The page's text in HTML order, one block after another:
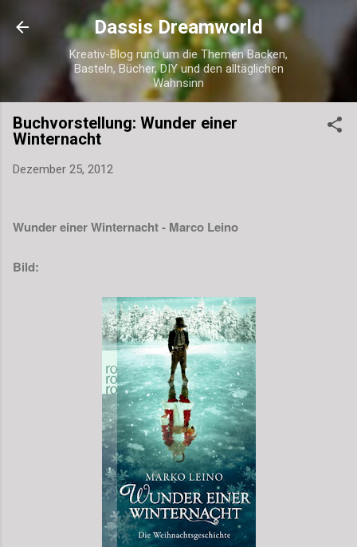
Direkt zum Hauptbereich
Dassis Dreamworld
Kreativ-Blog rund um die Themen Backen,
Basteln, Bücher, DIY und den alltäglichen
Wahnsinn
Buchvorstellung: Wunder einer
Winternacht
Dezember 25, 2012
Wunder einer Winternacht - Marco Leino
Bild: